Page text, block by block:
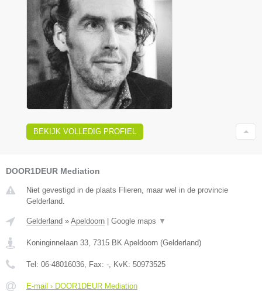
BEKIJK VOLLEDIG PROFIEL
DOOR1DEUR Mediation
Niet gevestigd in de plaats Flieren, maar wel in de provincie
Gelderland.
Gelderland » Apeldoorn Google maps ▼
Koninginnelaan 33 7315 BK Apeldoorn (Gelderland)
Tel: 06-48016036 , Fax: - , KvK: 50973525
E-mail › DOOR1DEUR Mediation